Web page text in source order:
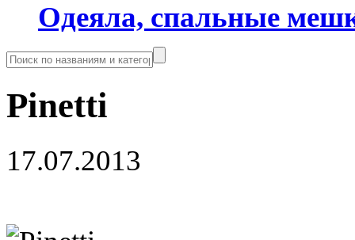
Одеяла, спальные
Pinetti
17.07.2013